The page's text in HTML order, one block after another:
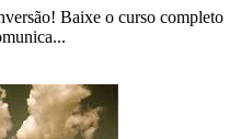
Baixe o curso completo